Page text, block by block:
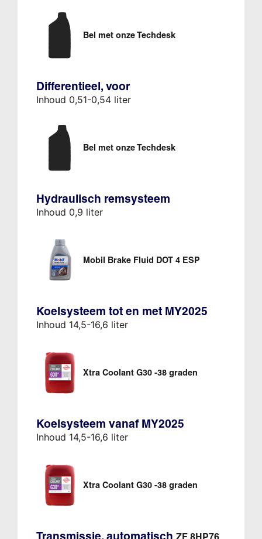
Bel met onze Techdesk
Differentieel, voor
Inhoud 0,51-0,54 liter
Bel met onze Techdesk
Hydraulisch remsysteem
Inhoud 0,9 liter
Mobil Brake Fluid DOT 4 ESP
Koelsysteem tot en met MY2025
Inhoud 14,5-16,6 liter
Xtra Coolant G30 -38 graden
Koelsysteem vanaf MY2025
Inhoud 14,5-16,6 liter
Xtra Coolant G30 -38 graden
Transmissie, automatisch ZF 8HP76